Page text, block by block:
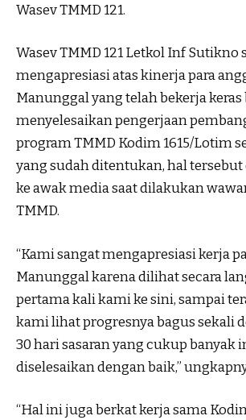
Wasev TMMD 121.
Wasev TMMD 121 Letkol Inf Sutikno
mengapresiasi atas kinerja para
Manunggal yang telah bekerja keras
menyelesaikan pengerjaan
program TMMD Kodim 1615/Lotim
yang sudah ditentukan, hal
ke awak media saat dilakukan
TMMD.
“Kami sangat mengapresiasi kerja
Manunggal karena dilihat secara
pertama kali kami ke sini, sampai
kami lihat progresnya bagus sekali
30 hari sasaran yang cukup banyak
diselesaikan dengan baik,”
“Hal ini juga berkat kerja sama